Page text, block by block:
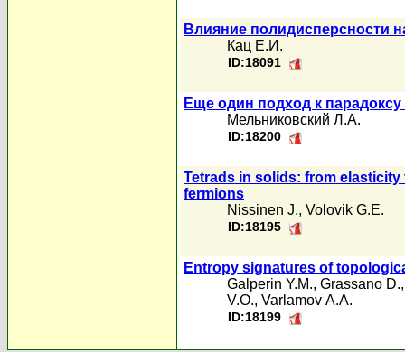
Влияние полидисперсности
Кац Е.И.
ID:18091
Еще один подход к
Мельниковский Л.А.
ID:18200
Tetrads in solids: from
fermions
Nissinen J., Volovik G.E.
ID:18195
Entropy signatures of
Galperin Y.M., Grassano D.
V.O., Varlamov А.А.
ID:18199